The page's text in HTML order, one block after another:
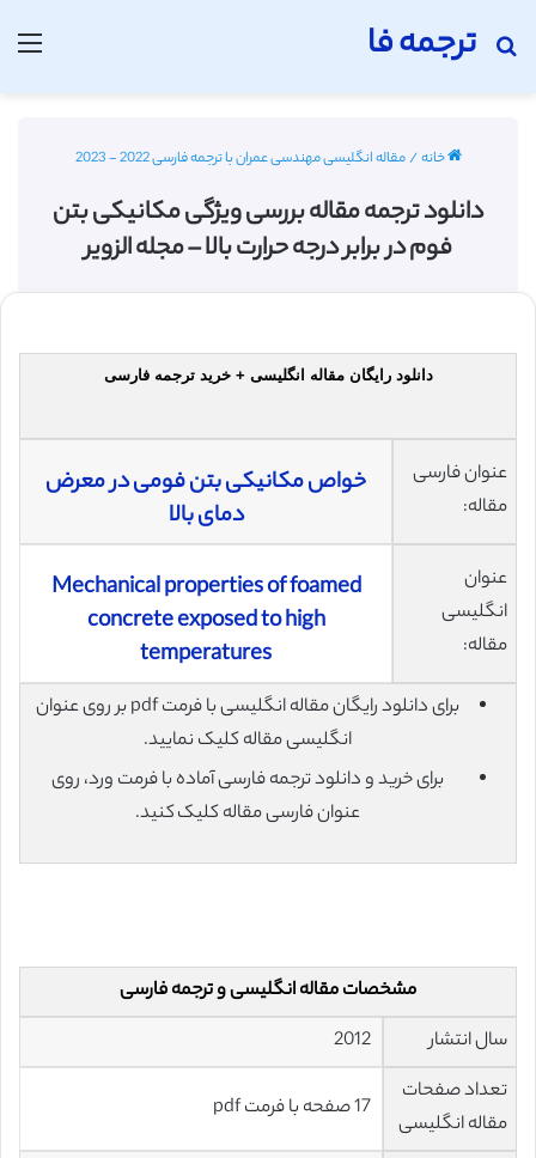
ترجمه فا
جستجو برای
خانه/مقاله انگلیسی مهندسی عمران با ترجمه فارسی 2022 - 2023
دانلود ترجمه مقاله بررسی ویژگی مکانیکی بتن
فوم در برابر درجه حرارت بالا – مجله الزویر
دانلود رایگان مقاله انگلیسی + خرید ترجمه فارسی
عنوان فارسی
مقاله:
خواص مکانیکی بتن فومی در معرض
دمای بالا
عنوان
انگلیسی
مقاله:
Mechanical properties of foamed
concrete exposed to high
temperatures
برای دانلود رایگان مقاله انگلیسی با فرمت pdf بر روی عنوان
انگلیسی مقاله کلیک نمایید.
برای خرید و دانلود ترجمه فارسی آماده با فرمت ورد، روی
عنوان فارسی مقاله کلیک کنید.
مشخصات مقاله انگلیسی و ترجمه فارسی
سال انتشار
تعداد صفحات
مقاله انگلیسی